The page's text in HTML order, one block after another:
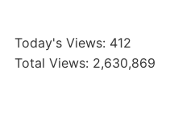
Today's Views: 412
Total Views: 2,630,869